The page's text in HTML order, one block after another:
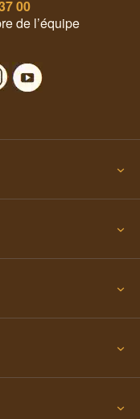
00
de l’équipe